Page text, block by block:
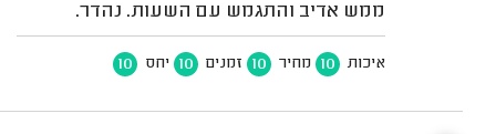
ממש אדיב והתגמש עם השעות. נהדר.
איכות 10 מחיר 10 זמנים 10 יחס 10